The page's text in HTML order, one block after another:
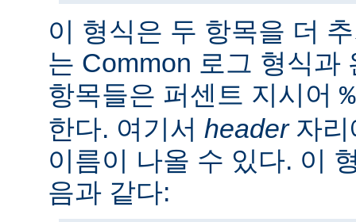
이 형식은 두 항목을 더
는 Common 로그 형식과
항목들은 퍼센트 지시어
한다. 여기서 header자리
이름이 나올 수 있다. 이
음과 같다: